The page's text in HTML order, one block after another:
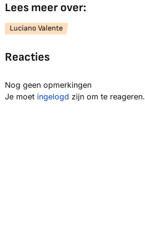
Lees meer over:
Luciano Valente
Reacties
Nog geen opmerkingen
Je moet ingelogd zijn om te reageren.